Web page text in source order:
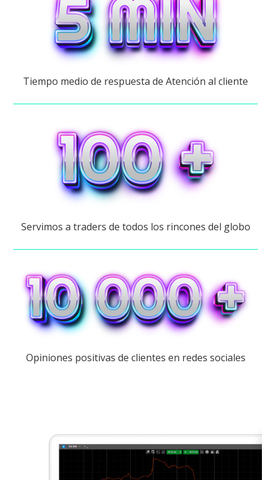
Tiempo medio de respuesta de Atención al cliente
Servimos a traders de todos los rincones del globo
Opiniones positivas de clientes en redes sociales